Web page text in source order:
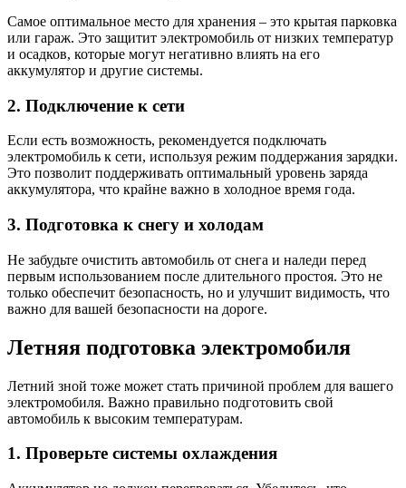
Самое оптимальное место для хранения – это крытая парковка
или гараж. Это защитит электромобиль от низких температур
и осадков, которые могут негативно влиять на его
аккумулятор и другие системы.
2. Подключение к сети
Если есть возможность, рекомендуется подключать
электромобиль к сети, используя режим поддержания зарядки.
Это позволит поддерживать оптимальный уровень заряда
аккумулятора, что крайне важно в холодное время года.
3. Подготовка к снегу и холодам
Не забудьте очистить автомобиль от снега и наледи перед
первым использованием после длительного простоя. Это не
только обеспечит безопасность, но и улучшит видимость, что
важно для вашей безопасности на дороге.
Летняя подготовка электромобиля
Летний зной тоже может стать причиной проблем для вашего
электромобиля. Важно правильно подготовить свой
автомобиль к высоким температурам.
1. Проверьте системы охлаждения